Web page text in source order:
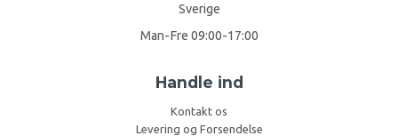
Sverige
Man-Fre 09:00-17:00
Handle ind
Kontakt os
Levering og Forsendelse